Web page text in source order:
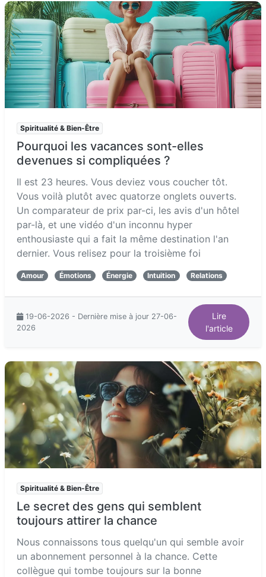
Spiritualité & Bien-Être
Pourquoi les vacances sont-elles
devenues si compliquées ?
Il est 23 heures. Vous deviez vous coucher tôt.
Vous voilà plutôt avec quatorze onglets ouverts.
Un comparateur de prix par-ci, les avis d'un hôtel
par-là, et une vidéo d'un inconnu hyper
enthousiaste qui a fait la même destination l'an
dernier. Vous relisez pour la troisième foi
Amour Émotions Énergie Intuition Relations
19-06-2026 - Dernière mise à jour 27-06-
2026
Lire
l'article
Spiritualité & Bien-Être
Le secret des gens qui semblent
toujours attirer la chance
Nous connaissons tous quelqu'un qui semble avoir
un abonnement personnel à la chance. Cette
collègue qui tombe toujours sur la bonne